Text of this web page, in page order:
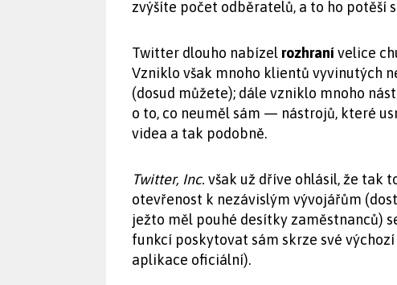
zvýšíte počet odběratelů, a to ho potěší
Twitter dlouho nabízel rozhranívelice
Vzniklo však mnoho klientů vyvinutých
(dosud můžete); dále vzniklo mnoho
o to, co neuměl sám — nástrojů, které
videa a tak podobně.
Twitter, Inc. však už dříve ohlásil, že tak
otevřenost k nezávislým vývojářům
ježto měl pouhé desítky zaměstnanců)
funkcí poskytovat sám skrze své
aplikace oficiální).